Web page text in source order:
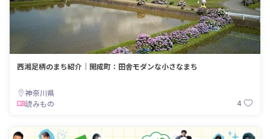
西湘足柄のまち紹介｜開成町：田舎モダンな小さなまち
神奈川県
読みもの
4